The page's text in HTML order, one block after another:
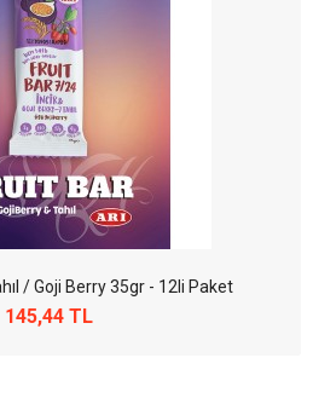
/ Goji Berry 35gr - 12li Paket
145,44 TL